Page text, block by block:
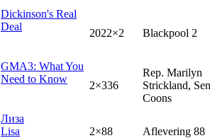
Dickinson's Real
Deal
2022×2 Blackpool 2
GMA3: What You
Need to Know
2×336
Rep. Marilyn
Strickland,
Coons
Лиза
Lisa
2×88 Aflevering 88